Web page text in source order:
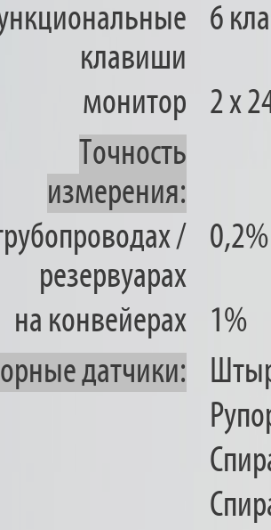
клавиши
6
монитор
2 х
Точность
измерения:
/
резервуарах
0,2%
на конвейерах
1%
датчики: